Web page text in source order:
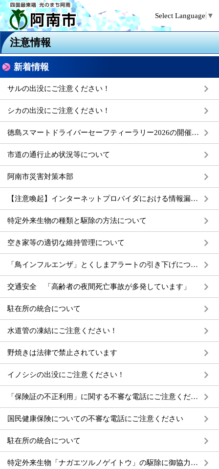
Select Language ▼
注意情報
新着情報
サルの出没にご注意ください！
シカの出没にご注意ください！
徳島スマートドライバーセーフティーラリー2026の開催について
市道の通行止め状況等について
阿南市災害対策本部
【注意喚起】インターネットプロバイダにおける情報漏えい（パスワード等）事案への対応について
特定外来生物の種類と駆除の方法について
空き家等の適切な維持管理について
「鳥インフルエンザ」とくしまアラートの引き下げについて
交通安全 「高齢者の夜間死亡事故が多発しています」
駐在所の統合について
水道管の凍結にご注意ください！
野焼きは法律で禁止されています
イノシシの出没にご注意ください！
「保険証の不正利用」に関する不審な電話にご注意ください
国民健康保険についての不審な電話にご注意ください
駐在所の統合について
特定外来生物「ナガエツルノゲイトウ」の駆除に御協力ください